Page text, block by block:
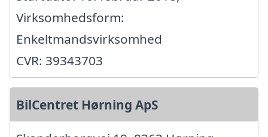
Virksomhedsform:
Enkeltmandsvirksomhed
CVR: 39343703
BilCentret Hørning ApS